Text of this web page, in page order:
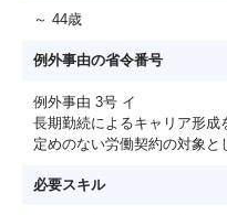
～ 44歳
例外事由の省令番号
例外事由 3号 イ
長期勤続によるキャリア形
定めのない労働契約の対象
必要スキル